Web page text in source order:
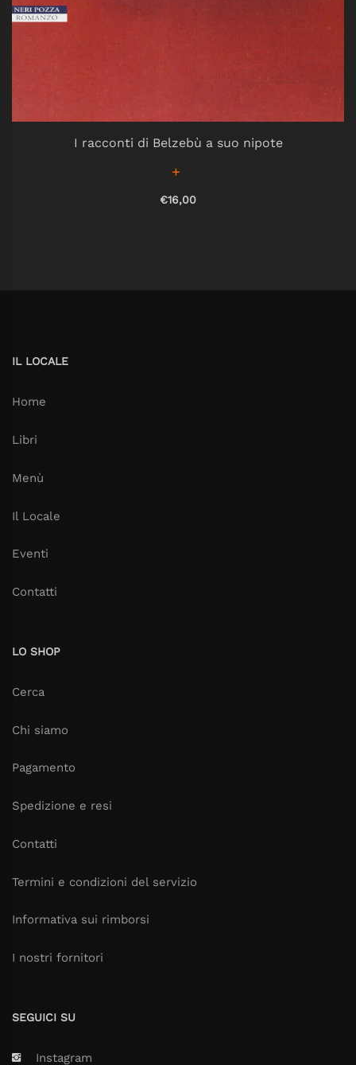
I racconti di Belzebù a suo nipote
€16,00
IL LOCALE
Home
Libri
Menù
Il Locale
Eventi
Contatti
LO SHOP
Cerca
Chi siamo
Pagamento
Spedizione e resi
Contatti
Termini e condizioni del servizio
Informativa sui rimborsi
I nostri fornitori
SEGUICI SU
Instagram